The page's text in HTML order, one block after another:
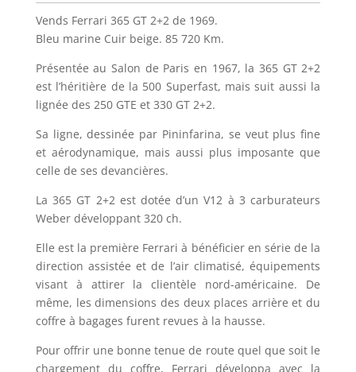
Vends Ferrari 365 GT 2+2 de 1969.
Bleu marine Cuir beige. 85 720 Km.
Présentée au Salon de Paris en 1967, la 365 GT 2+2
est l’héritière de la 500 Superfast, mais suit aussi la
lignée des 250 GTE et 330 GT 2+2.
Sa ligne, dessinée par Pininfarina, se veut plus fine
et aérodynamique, mais aussi plus imposante que
celle de ses devancières.
La 365 GT 2+2 est dotée d’un V12 à 3 carburateurs
Weber développant 320 ch.
Elle est la première Ferrari à bénéficier en série de la
direction assistée et de l’air climatisé, équipements
visant à attirer la clientèle nord-américaine. De
même, les dimensions des deux places arrière et du
coffre à bagages furent revues à la hausse.
Pour offrir une bonne tenue de route quel que soit le
chargement du coffre, Ferrari développa avec la